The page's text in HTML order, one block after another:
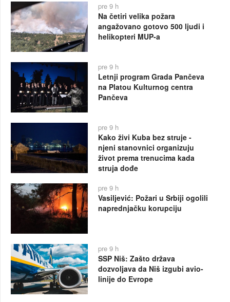
pre 9 h
Na četiri velika požara
angažovano gotovo 500 ljudi i
helikopteri MUP-a
pre 9 h
Letnji program Grada Pančeva
na Platou Kulturnog centra
Pančeva
pre 9 h
Kako živi Kuba bez struje -
njeni stanovnici organizuju
život prema trenucima kada
struja dođe
pre 9 h
Vasiljević: Požari u Srbiji ogolili
naprednjačku korupciju
pre 9 h
SSP Niš: Zašto država
dozvoljava da Niš izgubi avio-
linije do Evrope